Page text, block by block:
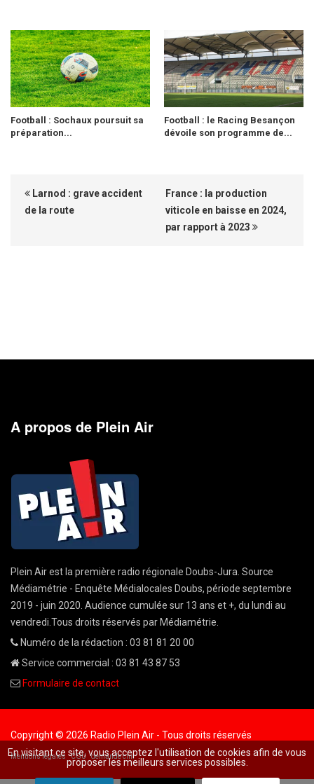
Football : Sochaux poursuit sa
préparation...
Football : le Racing Besançon
dévoile son programme de...
Larnod : grave accident
de la route
France : la production
viticole en baisse en 2024,
par rapport à 2023
A propos de Plein Air
Plein Air est la première radio régionale Doubs-Jura. Source
Médiamétrie - Enquête Médialocales Doubs, période septembre
2019 - juin 2020. Audience cumulée sur 13 ans et +, du lundi au
vendredi.Tous droits réservés par Médiamétrie.
Numéro de la rédaction : 03 81 81 20 00
Service commercial : 03 81 43 87 53
Formulaire de contact
Copyright © 2026 Radio Plein Air - Tous droits réservés
Mentions légales CGU demande cnil
En visitant ce site, vous acceptez l'utilisation de cookies afin de vous
proposer les meilleurs services possibles.